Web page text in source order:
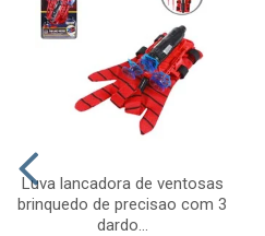
Luva lancadora de ventosas
brinquedo de precisao com 3
dardo...